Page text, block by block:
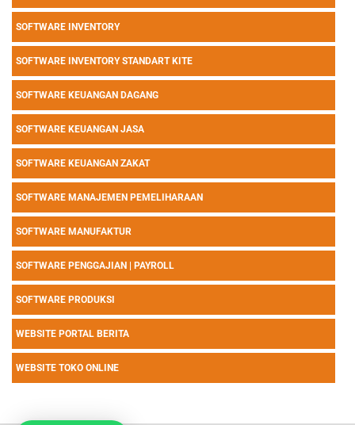
SOFTWARE INVENTORY
SOFTWARE INVENTORY STANDART KITE
SOFTWARE KEUANGAN DAGANG
SOFTWARE KEUANGAN JASA
SOFTWARE KEUANGAN ZAKAT
SOFTWARE MANAJEMEN PEMELIHARAAN
SOFTWARE MANUFAKTUR
SOFTWARE PENGGAJIAN | PAYROLL
SOFTWARE PRODUKSI
WEBSITE PORTAL BERITA
WEBSITE TOKO ONLINE